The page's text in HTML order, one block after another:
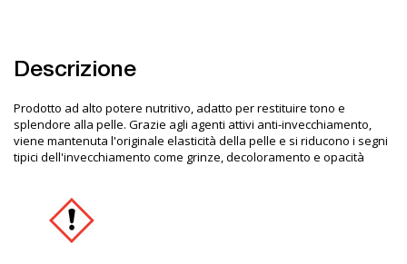
Descrizione
Prodotto ad alto potere nutritivo, adatto per restituire tono e
splendore alla pelle. Grazie agli agenti attivi anti-invecchiamento,
viene mantenuta l'originale elasticità della pelle e si riducono i segni
tipici dell'invecchiamento come grinze, decoloramento e opacità